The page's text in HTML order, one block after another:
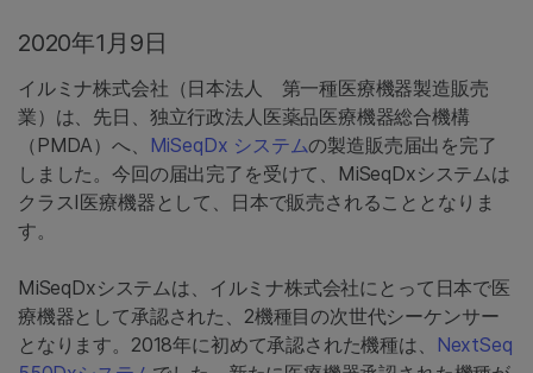
2020年1月9日
イルミナ株式会社（日本法人 第一種医療機器製造販売
業）は、先日、独立行政法人医薬品医療機器総合機構
（PMDA）へ、 MiSeqDx システムの製造販売届出を完了
しました。今回の届出完了を受けて、MiSeqDxシステムは
クラスI医療機器として、日本で販売されることとなりま
す。
MiSeqDxシステムは、イルミナ株式会社にとって日本で医
療機器として承認された、2機種目の次世代シーケンサー
となります。2018年に初めて承認された機種は、 NextSeq